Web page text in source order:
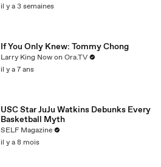
il y a 3 semaines
If You Only Knew: Tommy Chong
Larry King Now on Ora.TV
il y a 7 ans
USC Star JuJu Watkins Debunks Every
Basketball Myth
SELF Magazine
il y a 8 mois